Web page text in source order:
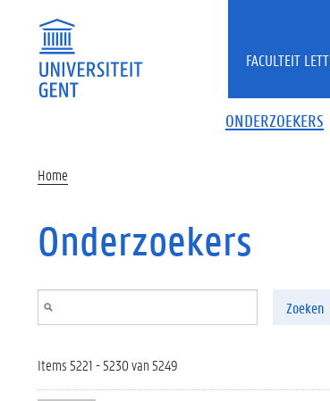
ONDERZOEKERS
FACULTEIT
Home
Onderzoekers
Zoeken
Items 5221 - 5230 van 5249